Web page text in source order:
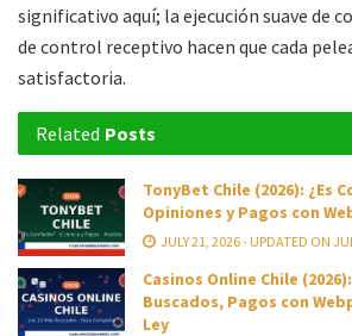
significativo aquí; la ejecución suave de
de control receptivo hacen que cada
satisfactoria.
Related Posts
TonyBet Chile (2026): ¿Es
Opiniones y Pagos con
JULY 21, 2026 - UPDATED ON
Casinos Online Chile
Buscados, Pagos con
Ley